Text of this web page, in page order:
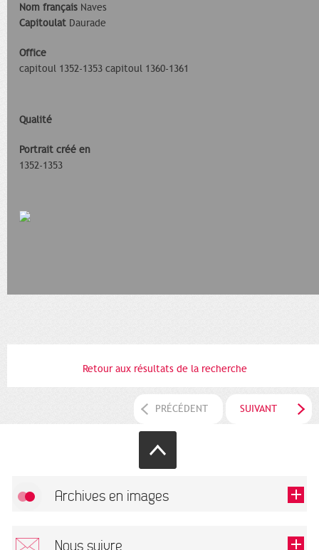
Nom français Naves
Capitoulat Daurade
Office
capitoul 1352-1353 capitoul 1360-1361
Qualité
Portrait créé en
1352-1353
Retour aux résultats de la recherche
PRÉCÉDENT SUIVANT
Archives en images
Nous suivre